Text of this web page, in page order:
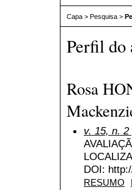
Capa > Pesquisa >
Perfil do
Rosa
v. 15, n. 2
DOI:
RESUMO